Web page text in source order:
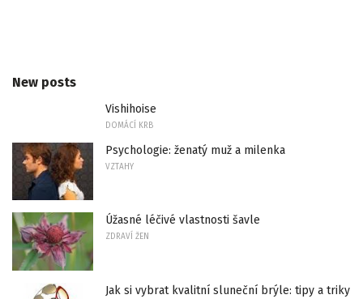
New posts
Vishihoise
DOMÁCÍ KRB
Psychologie: ženatý muž a milenka
VZTAHY
Úžasné léčivé vlastnosti šavle
ZDRAVÍ ŽEN
Jak si vybrat kvalitní sluneční brýle: tipy a triky